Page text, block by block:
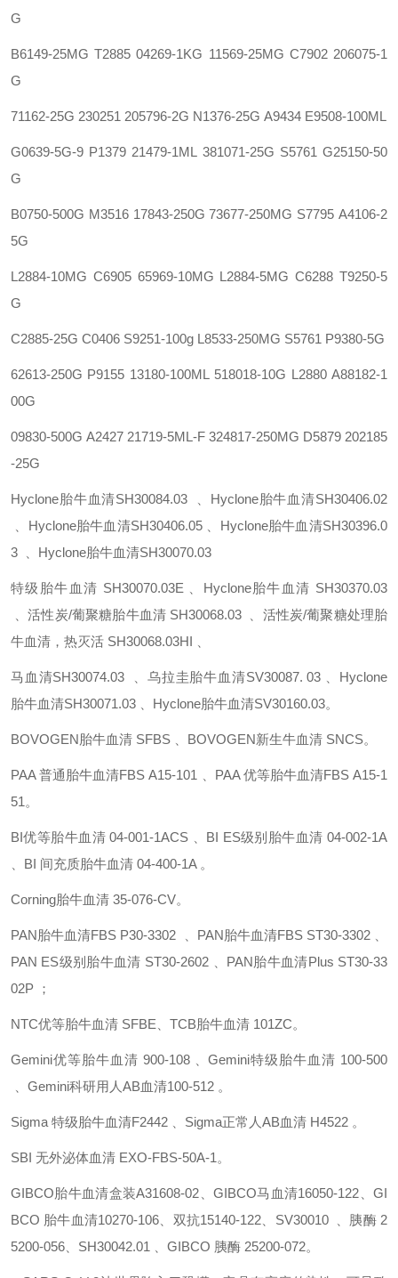
G
B6149-25MG T2885 04269-1KG 11569-25MG C7902 206075-1
G
71162-25G 230251 205796-2G N1376-25G A9434 E9508-100ML
G0639-5G-9 P1379 21479-1ML 381071-25G S5761 G25150-50
G
B0750-500G M3516 17843-250G 73677-250MG S7795 A4106-2
5G
L2884-10MG C6905 65969-10MG L2884-5MG C6288 T9250-5
G
C2885-25G C0406 S9251-100g L8533-250MG S5761 P9380-5G
62613-250G P9155 13180-100ML 518018-10G L2880 A88182-1
00G
09830-500G A2427 21719-5ML-F 324817-250MG D5879 202185
-25G
Hyclone胎牛血清SH30084.03 、Hyclone胎牛血清SH30406.02
、Hyclone胎牛血清SH30406.05 、Hyclone胎牛血清SH30396.0
3 、Hyclone胎牛血清SH30070.03
特级胎牛血清 SH30070.03E 、Hyclone胎牛血清 SH30370.03
、活性炭/葡聚糖胎牛血清 SH30068.03 、活性炭/葡聚糖处理胎
牛血清，热灭活 SH30068.03HI 、
马血清SH30074.03 、乌拉圭胎牛血清SV30087. 03 、Hyclone
胎牛血清SH30071.03 、Hyclone胎牛血清SV30160.03。
BOVOGEN胎牛血清 SFBS 、BOVOGEN新生牛血清 SNCS。
PAA 普通胎牛血清FBS A15-101 、PAA 优等胎牛血清FBS A15-1
51。
BI优等胎牛血清 04-001-1ACS 、BI ES级别胎牛血清 04-002-1A
、BI 间充质胎牛血清 04-400-1A 。
Corning胎牛血清 35-076-CV。
PAN胎牛血清FBS P30-3302 、PAN胎牛血清FBS ST30-3302 、
PAN ES级别胎牛血清 ST30-2602 、PAN胎牛血清Plus ST30-33
02P ；
NTC优等胎牛血清 SFBE、TCB胎牛血清 101ZC。
Gemini优等胎牛血清 900-108 、Gemini特级胎牛血清 100-500
、Gemini科研用人AB血清100-512 。
Sigma 特级胎牛血清F2442 、Sigma正常人AB血清 H4522 。
SBI 无外泌体血清 EXO-FBS-50A-1。
GIBCO胎牛血清盒装A31608-02、GIBCO马血清16050-122、GI
BCO 胎牛血清10270-106、双抗15140-122、SV30010 、胰酶 2
5200-056、SH30042.01 、GIBCO 胰酶 25200-072。